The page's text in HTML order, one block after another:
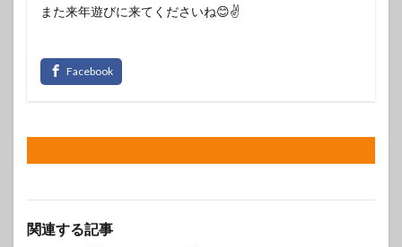
また来年遊びに来てくださいね😊✌️
関連する記事